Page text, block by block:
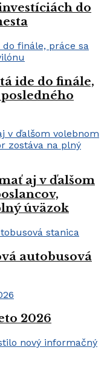
do
ide do finále,
aj v ďalšom
úväzok
autobusová
2026